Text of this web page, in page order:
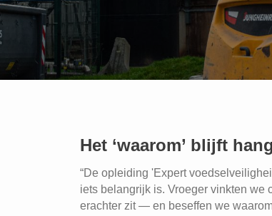
Het ‘waarom’ blijft
“De opleiding 'Expert
iets belangrijk is. Vroeger vinkten we
erachter zit — en beseffen we